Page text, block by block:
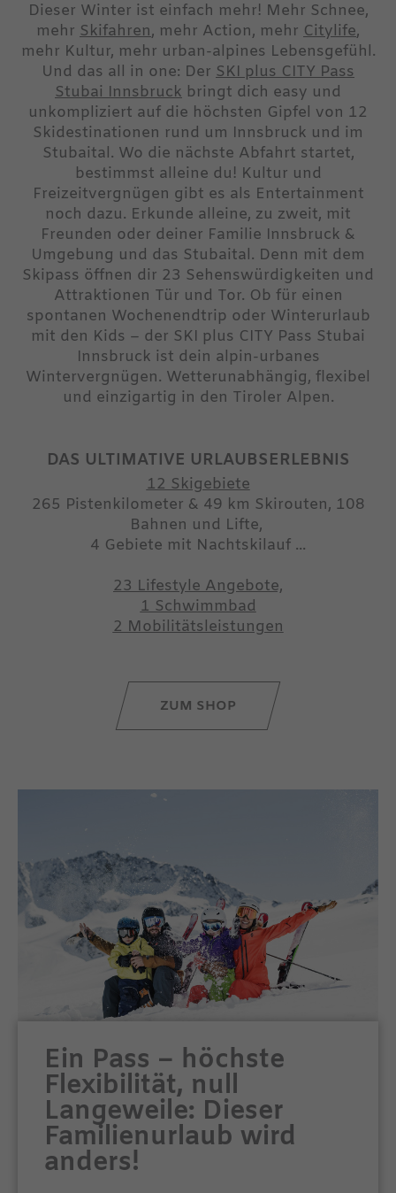
Dieser Winter ist einfach mehr! Mehr Schnee,
mehr Skifahren, mehr Action, mehr Citylife,
mehr Kultur, mehr urban-alpines Lebensgefühl.
Und das all in one: Der SKI plus CITY Pass
Stubai Innsbruck bringt dich easy und
unkompliziert auf die höchsten Gipfel von 12
Skidestinationen rund um Innsbruck und im
Stubaital. Wo die nächste Abfahrt startet,
bestimmst alleine du! Kultur und
Freizeitvergnügen gibt es als Entertainment
noch dazu. Erkunde alleine, zu zweit, mit
Freunden oder deiner Familie Innsbruck &
Umgebung und das Stubaital. Denn mit dem
Skipass öffnen dir 23 Sehenswürdigkeiten und
Attraktionen Tür und Tor. Ob für einen
spontanen Wochenendtrip oder Winterurlaub
mit den Kids – der SKI plus CITY Pass Stubai
Innsbruck ist dein alpin-urbanes
Wintervergnügen. Wetterunabhängig, flexibel
und einzigartig in den Tiroler Alpen.
DAS ULTIMATIVE URLAUBSERLEBNIS
12 Skigebiete
265 Pistenkilometer & 49 km Skirouten, 108
Bahnen und Lifte,
4 Gebiete mit Nachtskilauf ...
23 Lifestyle Angebote,
1 Schwimmbad
2 Mobilitätsleistungen
ZUM SHOP
Ein Pass – höchste
Flexibilität, null
Langeweile: Dieser
Familienurlaub wird
anders!